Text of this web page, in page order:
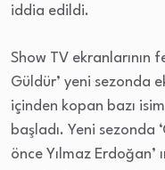
iddia edildi.
Show TV ekranlarının
Güldür’ yeni sezonda
içinden kopan bazı
başladı. Yeni sezonda
önce Yılmaz Erdoğan’